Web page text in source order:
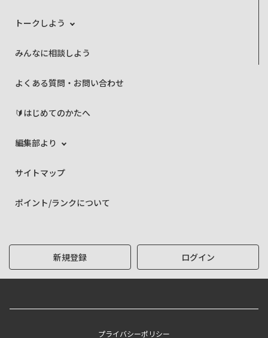
トークしよう
みんなに相談しよう
よくある質問・お問い合わせ
🔰はじめてのかたへ
編集部より
サイトマップ
ポイント/ランクについて
新規登録 ログイン
プライバシーポリシー